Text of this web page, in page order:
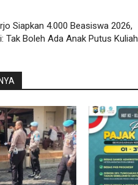
Siapkan 4.000 Beasiswa 2026,
Tak Boleh Ada Anak Putus Kuliah